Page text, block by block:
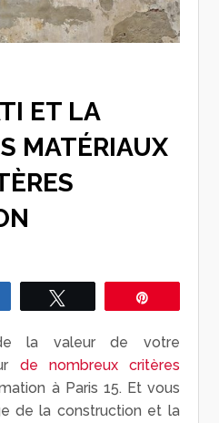
ET LA
MATÉRIAUX
la valeur de votre
de nombreux critères
à Paris 15. Et vous
de la construction et la